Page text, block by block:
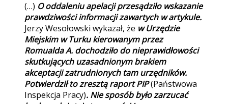
(…) O oddaleniu apelacji przesądziło wskazanie
prawdziwości informacji zawartych w artykule.
Jerzy Wesołowski wykazał, że w Urzędzie
Miejskim w Turku kierowanym przez
Romualda A. dochodziło do nieprawidłowości
skutkujących uzasadnionym brakiem
akceptacji zatrudnionych tam urzędników.
Potwierdził to zresztą raport PIP(Państwowa
Inspekcja Pracy). Nie sposób było zarzucać